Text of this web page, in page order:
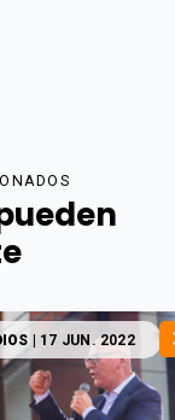
| 17 JUN. 2022